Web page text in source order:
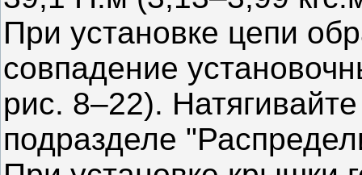
При установке цепи
совпадение
рис. 8–22).
подразделе